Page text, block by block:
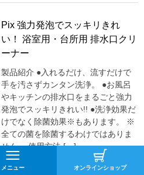
Pix 強力発泡でスッキリきれ
い！ 浴室用・台所用 排水口クリ
ーナー
製品紹介 ●入れるだけ、流すだけで
手を汚さずカンタン洗浄。 ●お風呂
やキッチンの排水口をまるごと強力
発泡でスッキリきれい!! ●洗浄効果だ
けでなく除菌効果※もあります。 ※
全ての菌を除菌するわけではありま
せん。 使用方法 […]
製品詳細はこちら
メニュー オンラインショップ